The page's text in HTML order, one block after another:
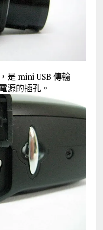
是 mini USB 傳輸
源的插孔。